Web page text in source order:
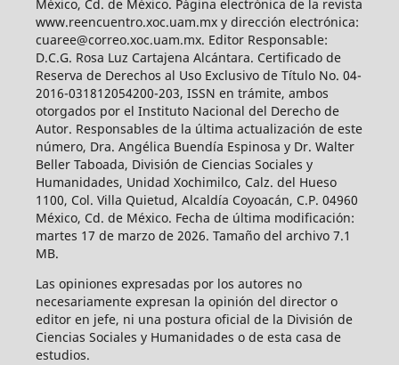
México, Cd. de México. Página electrónica de la revista
www.reencuentro.xoc.uam.mx y dirección electrónica:
cuaree@correo.xoc.uam.mx. Editor Responsable:
D.C.G. Rosa Luz Cartajena Alcántara. Certificado de
Reserva de Derechos al Uso Exclusivo de Título No. 04-
2016-031812054200-203, ISSN en trámite, ambos
otorgados por el Instituto Nacional del Derecho de
Autor. Responsables de la última actualización de este
número, Dra. Angélica Buendía Espinosa y Dr. Walter
Beller Taboada, División de Ciencias Sociales y
Humanidades, Unidad Xochimilco, Calz. del Hueso
1100, Col. Villa Quietud, Alcaldía Coyoacán, C.P. 04960
México, Cd. de México. Fecha de última modificación:
martes 17 de marzo de 2026. Tamaño del archivo 7.1
MB.
Las opiniones expresadas por los autores no
necesariamente expresan la opinión del director o
editor en jefe, ni una postura oficial de la División de
Ciencias Sociales y Humanidades o de esta casa de
estudios.